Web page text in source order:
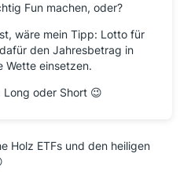
Fun machen, oder?
wäre mein Tipp: Lotto für
den Jahresbetrag in
Wette einsetzen.
Long oder Short 😉
Holz ETFs und den heiligen